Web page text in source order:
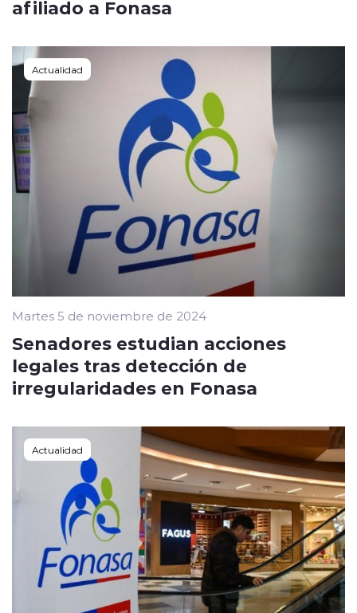
afiliado a Fonasa
Actualidad
Martes 5 de noviembre de 2024
Senadores estudian acciones
legales tras detección de
irregularidades en Fonasa
Actualidad